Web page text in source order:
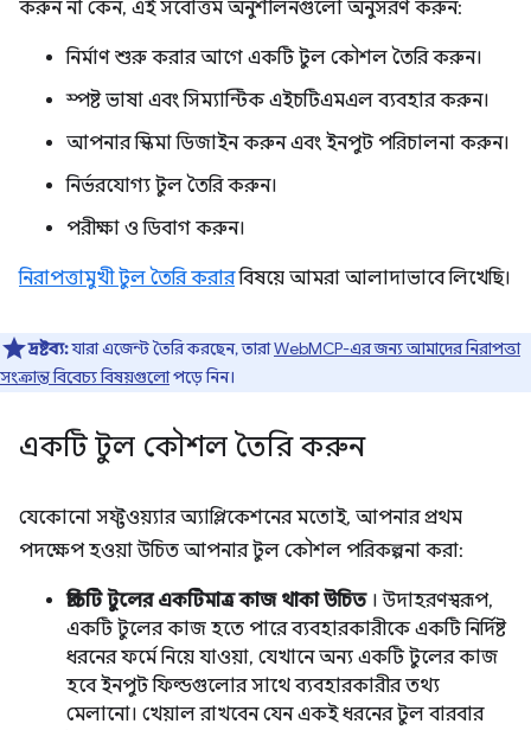
করুন না কেন, এই সর্বোত্তম অনুশীলনগুলো অনুসরণ করুন:
নির্মাণ শুরু করার আগে একটি টুল কৌশল তৈরি করুন।
স্পষ্ট ভাষা এবং সিম্যান্টিক এইচটিএমএল ব্যবহার করুন।
আপনার স্কিমা ডিজাইন করুন এবং ইনপুট পরিচালনা করুন।
নির্ভরযোগ্য টুল তৈরি করুন।
পরীক্ষা ও ডিবাগ করুন।
নিরাপত্তামুখী টুল তৈরি করারবিষয়ে আমরা আলাদাভাবে লিখেছি।
দ্রষ্টব্য:যারা এজেন্ট তৈরি করছেন, তারাWebMCP-এর জন্য আমাদের নিরাপত্তা
সংক্রান্ত বিবেচ্য বিষয়গুলোপড়ে নিন।
একটি টুল কৌশল তৈরি করুন
যেকোনো সফ্টওয়্যার অ্যাপ্লিকেশনের মতোই, আপনার প্রথম
পদক্ষেপ হওয়া উচিত আপনার টুল কৌশল পরিকল্পনা করা:
প্রতিটি টুলের একটিমাত্র কাজ থাকা উচিত। উদাহরণস্বরূপ,
একটি টুলের কাজ হতে পারে ব্যবহারকারীকে একটি নির্দিষ্ট
ধরনের ফর্মে নিয়ে যাওয়া, যেখানে অন্য একটি টুলের কাজ
হবে ইনপুট ফিল্ডগুলোর সাথে ব্যবহারকারীর তথ্য
মেলানো। খেয়াল রাখবেন যেন একই ধরনের টুল বারবার